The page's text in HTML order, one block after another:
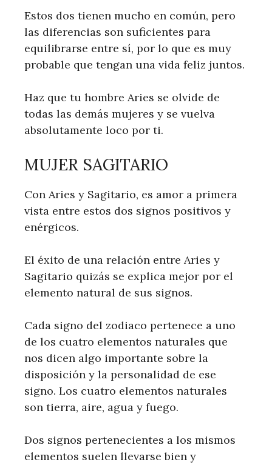
Estos dos tienen mucho en común, pero
las diferencias son suficientes para
equilibrarse entre sí, por lo que es muy
probable que tengan una vida feliz juntos.
Haz que tu hombre Aries se olvide de
todas las demás mujeres y se vuelva
absolutamente loco por ti.
MUJER SAGITARIO
Con Aries y Sagitario, es amor a primera
vista entre estos dos signos positivos y
enérgicos.
El éxito de una relación entre Aries y
Sagitario quizás se explica mejor por el
elemento natural de sus signos.
Cada signo del zodiaco pertenece a uno
de los cuatro elementos naturales que
nos dicen algo importante sobre la
disposición y la personalidad de ese
signo. Los cuatro elementos naturales
son tierra, aire, agua y fuego.
Dos signos pertenecientes a los mismos
elementos suelen llevarse bien y